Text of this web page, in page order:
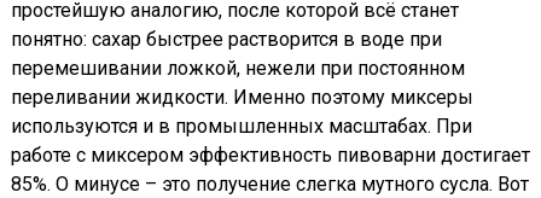
простейшую аналогию, после которой всё станет
понятно: сахар быстрее растворится в воде при
перемешивании ложкой, нежели при постоянном
переливании жидкости. Именно поэтому миксеры
используются и в промышленных масштабах. При
работе с миксером эффективность пивоварни достигает
85%. О минусе – это получение слегка мутного сусла. Вот